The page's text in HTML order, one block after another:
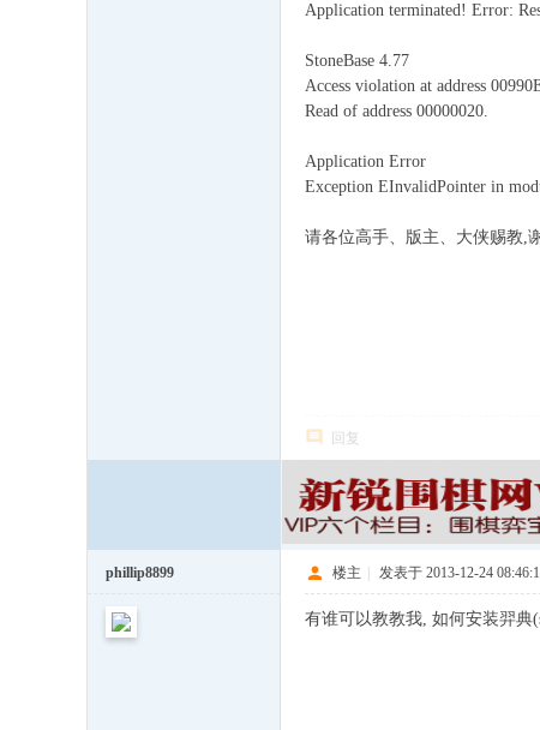
Application terminated! Error:
StoneBase 4.77
Access violation at address
Read of address 00000020.
Application Error
Exception EInvalidPointer in
请各位高手、版主、大侠赐教,
回复
phillip8899 楼主 发表于 2013-12-24
有谁可以教教我, 如何安装羿典